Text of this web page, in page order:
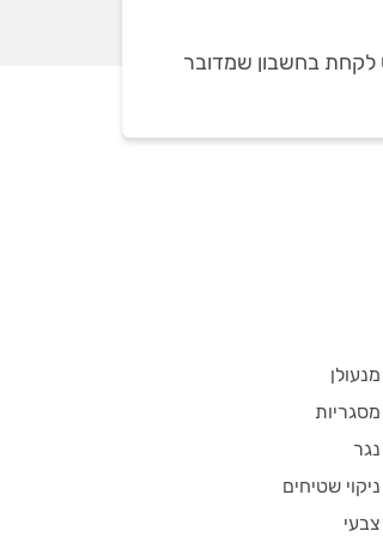
לקחת בחשבון שמדובר
מנעולן
מסגריות
נגר
ניקוי שטיחים
צבעי